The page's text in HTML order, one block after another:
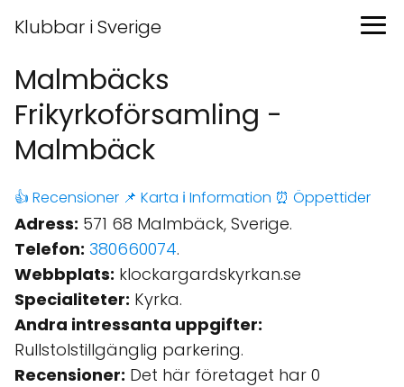
Klubbar i Sverige
Malmbäcks
Frikyrkoförsamling -
Malmbäck
👍 Recensioner 📌 Karta ℹ️ Information ⏰ Öppettider
Adress: 571 68 Malmbäck, Sverige.
Telefon: 380660074.
Webbplats: klockargardskyrkan.se
Specialiteter: Kyrka.
Andra intressanta uppgifter:
Rullstolstillgänglig parkering.
Recensioner: Det här företaget har 0